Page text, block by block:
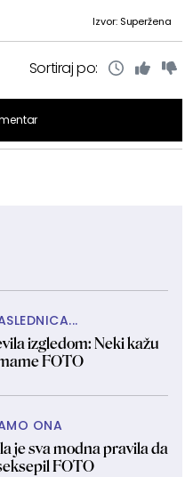
Izvor: Superžena
Sortiraj po:
izgledom: Neki kažu
FOTO
ONA
je sva modna pravila da
FOTO